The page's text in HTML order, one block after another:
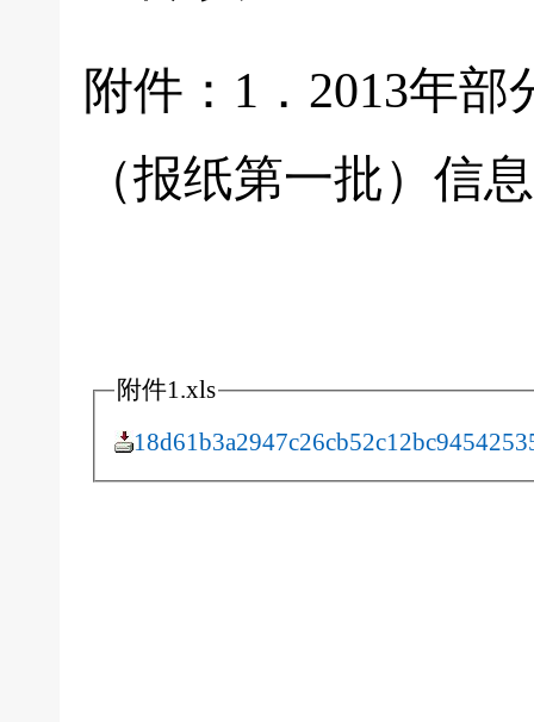
附件：1．2013年
（报纸第一批）信
附件1.xls